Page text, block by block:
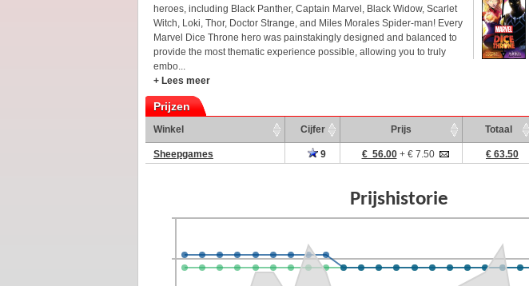
heroes, including Black Panther, Captain Marvel, Black Widow, Scarlet
Witch, Loki, Thor, Doctor Strange, and Miles Morales Spider-man! Every
Marvel Dice Throne hero was painstakingly designed and balanced to
provide the most thematic experience possible, allowing you to truly
embo...
+ Lees meer
Prijzen
Winkel Cijfer Prijs Totaal
Sheepgames 9 € 56.00+ € 7.50 € 63.50